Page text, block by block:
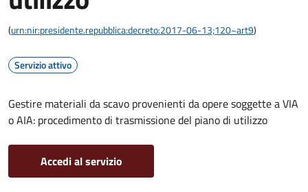
(urn:nir:presidente.repubblica:decreto:2017-06-13;120~art9)
Servizio attivo
Gestire materiali da scavo provenienti da opere soggette a VIA
o AIA: procedimento di trasmissione del piano di utilizzo
Accedi al servizio